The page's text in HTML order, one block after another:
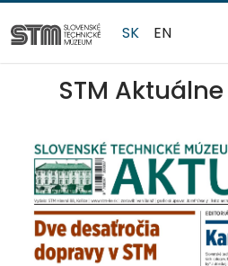
SK EN
STM Aktuálne